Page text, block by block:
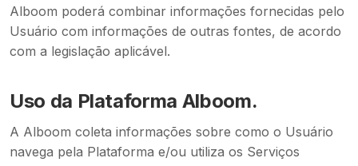
Alboom poderá combinar informações fornecidas pelo
Usuário com informações de outras fontes, de acordo
com a legislação aplicável.
Uso da Plataforma Alboom.
A Alboom coleta informações sobre como o Usuário
navega pela Plataforma e/ou utiliza os Serviços